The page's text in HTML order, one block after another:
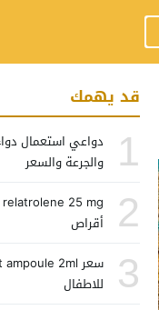
قد يهمك
1
والجرعة والسعر
2
أقراص
3
للاطفال